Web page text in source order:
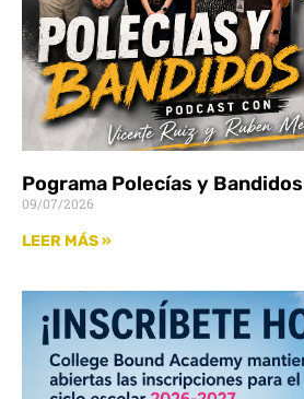
Pograma Polecías y
09/07/2026
LEER MÁS »